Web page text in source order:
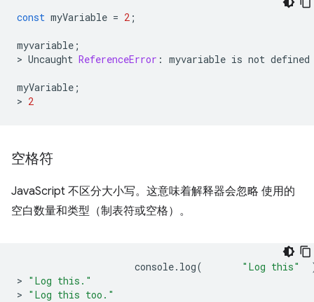
const myVariable = 2 ;
myvariable ;
> Uncaught ReferenceError : myvariable is not defined
myVariable ;
> 2
空格符
JavaScript 不区分大小写。这意味着解释器会忽略 使用的
空白数量和类型（制表符或空格）。
console. log( "Log this"
> "Log this."
> "Log this too."